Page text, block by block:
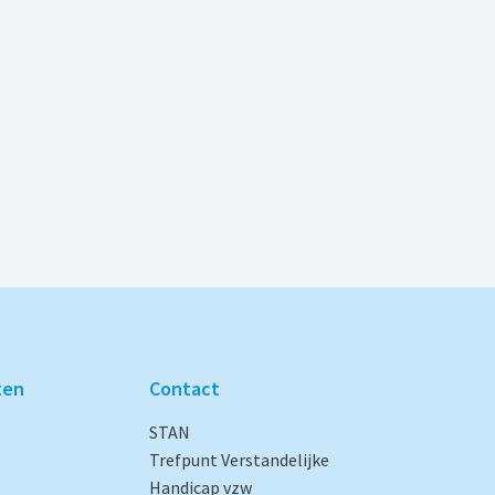
Contact
STAN
Trefpunt Verstandelijke
Handicap vzw